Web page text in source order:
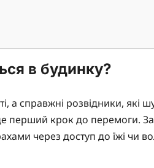
в будинку?
а справжні розвідники, які
перший крок до перемоги.
через доступ до їжі чи